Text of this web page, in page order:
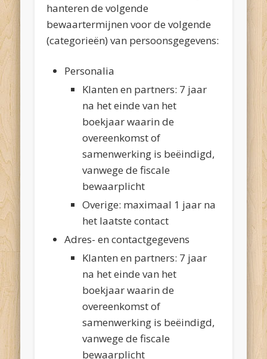
hanteren de volgende
bewaartermijnen voor de volgende
(categorieën) van persoonsgegevens:
Personalia
Klanten en partners: 7 jaar
na het einde van het
boekjaar waarin de
overeenkomst of
samenwerking is beëindigd,
vanwege de fiscale
bewaarplicht
Overige: maximaal 1 jaar na
het laatste contact
Adres- en contactgegevens
Klanten en partners: 7 jaar
na het einde van het
boekjaar waarin de
overeenkomst of
samenwerking is beëindigd,
vanwege de fiscale
bewaarplicht